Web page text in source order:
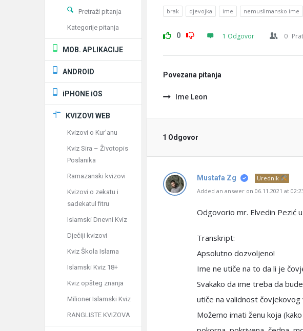
brak djevojka ime nemuslimansko ime
0 1 Odgovor 0
Povezana pitanja
Ime Leon
1 Odgovor
Mustafa Zg
Urednik
Added an answer on 06.11.2021 at
Odgovorio mr. Elvedin Pezić
Transkript:
Apsolutno dozvoljeno!
Ime ne utiče na to da li je
Svakako da ime treba da
utiče na validnost čovjekovog
Možemo imati ženu koja
Pretraži pitanja
Kategorije pitanja
MOB. APLIKACIJE
ANDROID
iPHONE iOS
KVIZOVI WEB
Kvizovi o Kur'anu
Kviz Sira – Životopis
Poslanika
Ramazanski kvizovi
Kvizovi o zekatu i
sadekatul fitru
Islamski Dnevni Kviz
Dječiji kvizovi
Kviz Škola Islama
Islamski Kviz 18+
Kviz opšteg znanja
Milioner Islamski Kviz
RANGLISTE KVIZOVA